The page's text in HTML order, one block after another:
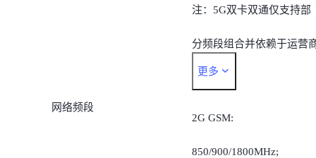
注：5G双卡双通仅支持部
分频段组合并依赖于运营
SA及VoNR部署，SA及
VoNR支持能力取决于可用
的网络和软件版本。
更多
网络频段
2G GSM:
850/900/1800MHz;